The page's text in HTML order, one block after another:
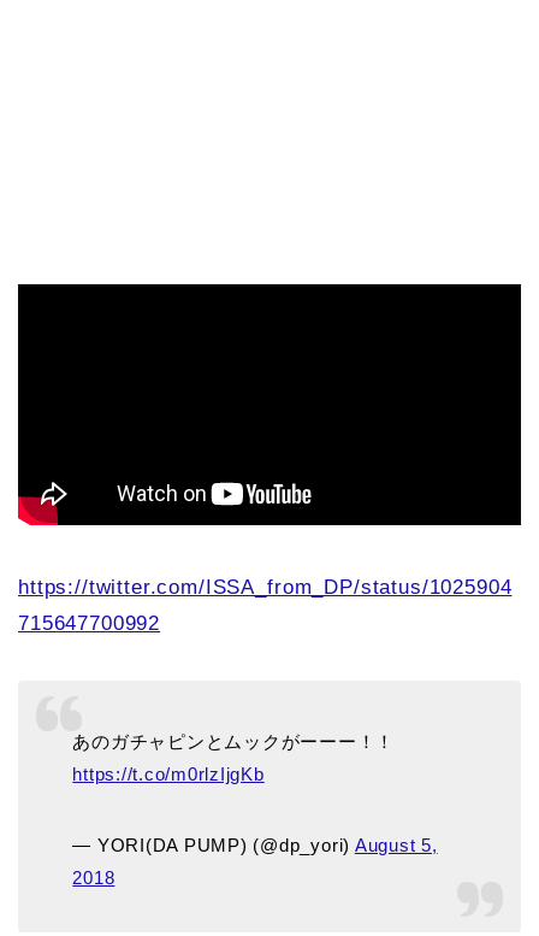
https://twitter.com/ISSA_from_DP/status/1025904
715647700992
あのガチャピンとムックがーーー！！
https://t.co/m0rlzIjgKb
— YORI(DA PUMP) (@dp_yori) August 5,
2018